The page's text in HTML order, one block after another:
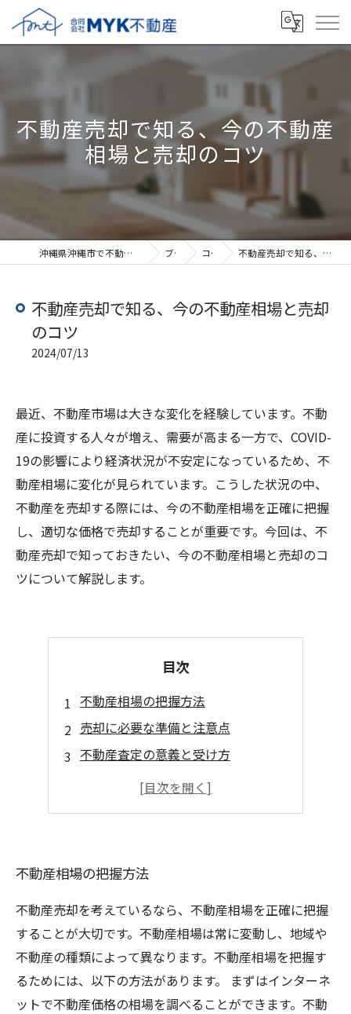
不動産売却で知る、今の不動産
相場と売却のコツ
沖縄県沖縄市で不動産売却なら合同会社MYK不動産 ブログ コラム 不動産売却で知る、今の不動産相場と売却のコツ
不動産売却で知る、今の不動産相場と売却
のコツ
2024/07/13
最近、不動産市場は大きな変化を経験しています。不動
産に投資する人々が増え、需要が高まる一方で、COVID-
19の影響により経済状況が不安定になっているため、不
動産相場に変化が見られています。こうした状況の中、
不動産を売却する際には、今の不動産相場を正確に把握
し、適切な価格で売却することが重要です。今回は、不
動産売却で知っておきたい、今の不動産相場と売却のコ
ツについて解説します。
目次
不動産相場の把握方法
売却に必要な準備と注意点
不動産査定の意義と受け方
不動産売却の手順と流れ
不動産相場の把握方法
不動産売却を考えているなら、不動産相場を正確に把握
することが大切です。不動産相場は常に変動し、地域や
不動産の種類によって異なります。不動産相場を把握す
るためには、以下の方法があります。 まずはインターネ
ットで不動産価格の相場を調べることができます。不動